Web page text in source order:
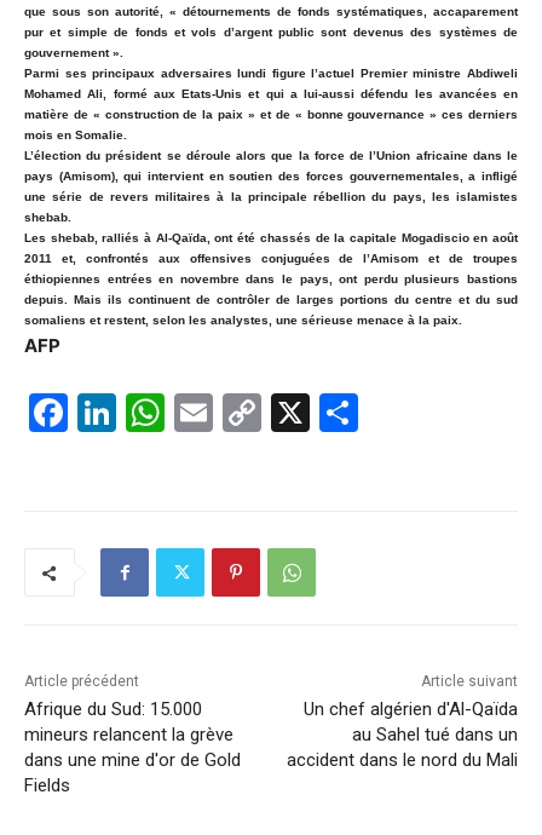
que sous son autorité, « détournements de fonds systématiques, accaparement
pur et simple de fonds et vols d’argent public sont devenus des systèmes de
gouvernement ».
Parmi ses principaux adversaires lundi figure l’actuel Premier ministre Abdiweli
Mohamed Ali, formé aux Etats-Unis et qui a lui-aussi défendu les avancées en
matière de « construction de la paix » et de « bonne gouvernance » ces derniers
mois en Somalie.
L’élection du président se déroule alors que la force de l’Union africaine dans le
pays (Amisom), qui intervient en soutien des forces gouvernementales, a infligé
une série de revers militaires à la principale rébellion du pays, les islamistes
shebab.
Les shebab, ralliés à Al-Qaïda, ont été chassés de la capitale Mogadiscio en août
2011 et, confrontés aux offensives conjuguées de l’Amisom et de troupes
éthiopiennes entrées en novembre dans le pays, ont perdu plusieurs bastions
depuis. Mais ils continuent de contrôler de larges portions du centre et du sud
somaliens et restent, selon les analystes, une sérieuse menace à la paix.
AFP
F
k
Li
dI
n
W
A
p
E
C
Li
n
X
Article précédent
Afrique du Sud: 15.000
mineurs relancent la grève
dans une mine d'or de Gold
Fields
Article suivant
Un chef algérien d'Al-Qaïda
au Sahel tué dans un
accident dans le nord du Mali